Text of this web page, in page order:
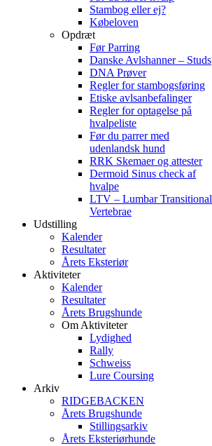
Stambog eller ej?
Købeloven
Opdræt
Før Parring
Danske Avlshanner – Studs
DNA Prøver
Regler for stambogsføring
Etiske avlsanbefalinger
Regler for optagelse på
hvalpeliste
Før du parrer med
udenlandsk hund
RRK Skemaer og attester
Dermoid Sinus check af
hvalpe
LTV – Lumbar Transitional
Vertebrae
Udstilling
Kalender
Resultater
Årets Eksteriør
Aktiviteter
Kalender
Resultater
Årets Brugshunde
Om Aktiviteter
Lydighed
Rally
Schweiss
Lure Coursing
Arkiv
RIDGEBACKEN
Årets Brugshunde
Stillingsarkiv
Årets Eksteriørhunde